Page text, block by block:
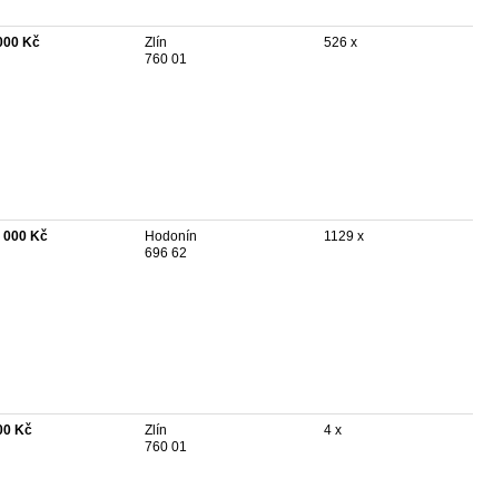
Kč
Zlín
760 01
526 x
000 Kč
Hodonín
696 62
1129 x
Kč
Zlín
760 01
4 x